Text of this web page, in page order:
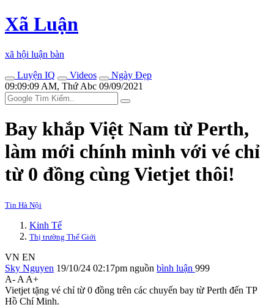
Xã Luận
xã hội luận bàn
Luyện IQ
Videos
Ngày Đẹp
09:09:09 AM, Thứ Abc 09/09/2021
Bay khắp Việt Nam từ Perth,
làm mới chính mình với vé chỉ
từ 0 đồng cùng Vietjet thôi!
Tin Hà Nội
Kinh Tế
Thị trường Thế Giới
VN EN
Sky Nguyen 19/10/24 02:17pm nguồn bình luận 999
A- A A+
Vietjet tặng vé chỉ từ 0 đồng trên các chuyến bay từ Perth đến TP
Hồ Chí Minh.